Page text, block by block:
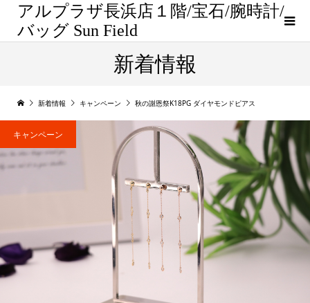
アルプラザ長浜店１階/宝石/腕時計/
バッグ Sun Field
新着情報
新着情報 キャンペーン 秋の謝恩祭K18PG ダイヤモンドピアス
キャンペーン